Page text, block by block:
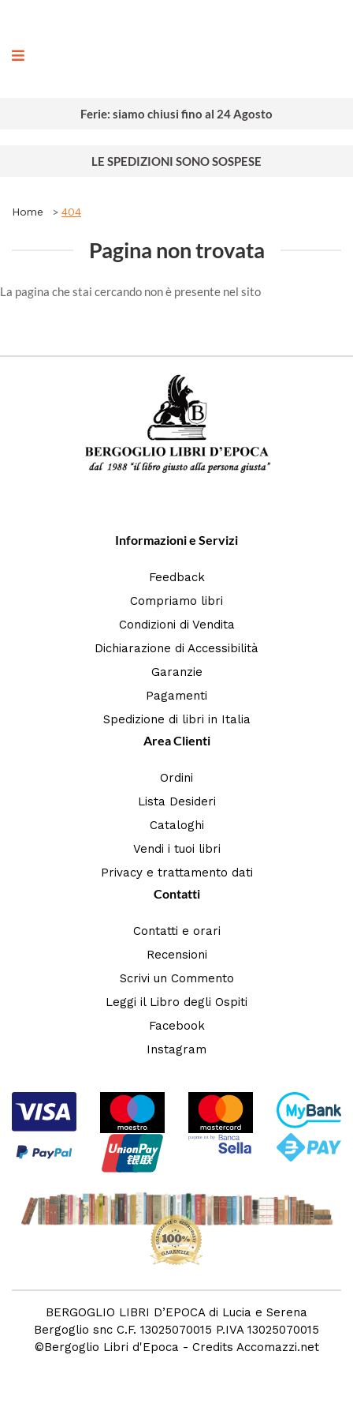
Ferie: siamo chiusi fino al 24 Agosto
LE SPEDIZIONI SONO SOSPESE
Home 404
Pagina non trovata
La pagina che stai cercando non è presente nel sito
Informazioni e Servizi
Feedback
Compriamo libri
Condizioni di Vendita
Dichiarazione di Accessibilità
Garanzie
Pagamenti
Spedizione di libri in Italia
Area Clienti
Ordini
Lista Desideri
Cataloghi
Vendi i tuoi libri
Privacy e trattamento dati
Contatti
Contatti e orari
Recensioni
Scrivi un Commento
Leggi il Libro degli Ospiti
Facebook
Instagram
BERGOGLIO LIBRI D’EPOCA di Lucia e Serena
Bergoglio snc C.F. 13025070015 P.IVA 13025070015
©Bergoglio Libri d'Epoca - Credits Accomazzi.net